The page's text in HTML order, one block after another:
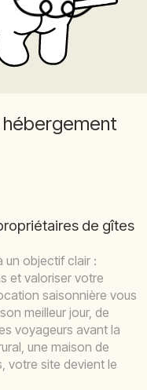
de gîtes
un objectif clair :
et valoriser votre
saisonnière vous
meilleur jour, de
voyageurs avant la
une maison de
votre site devient le